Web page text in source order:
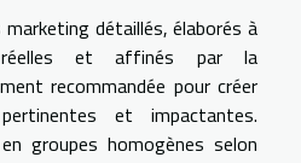
marketing détaillés, élaborés à
et affinés par la
recommandée pour créer
et impactantes.
groupes homogènes selon